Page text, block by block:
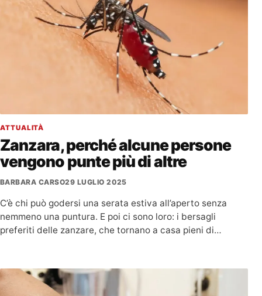
ATTUALITÀ
Zanzara, perché alcune persone
vengono punte più di altre
BARBARA CARSO29 LUGLIO 2025
C’è chi può godersi una serata estiva all’aperto senza
nemmeno una puntura. E poi ci sono loro: i bersagli
preferiti delle zanzare, che tornano a casa pieni di…